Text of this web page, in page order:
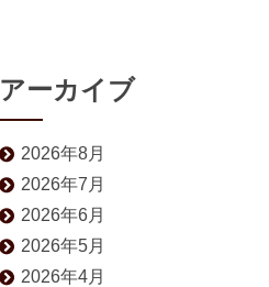
アーカイブ
2026年8月
2026年7月
2026年6月
2026年5月
2026年4月